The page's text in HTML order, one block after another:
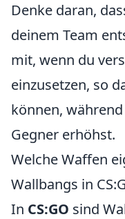
Denke daran,
deinem Team
mit, wenn du
einzusetzen, so
können,
Gegner erhöhst.
Welche Waffen
Wallbangs in
In CS:GO sind